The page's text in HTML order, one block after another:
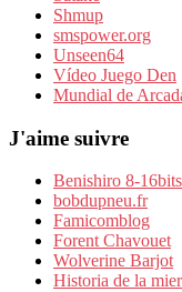
Shmup
smspower.org
Unseen64
Vídeo Juego Den
Mundial de
J'aime suivre
Benishiro 8-
bobdupneu.fr
Famicomblog
Forent Chavouet
Wolverine Barjot
Historia de la